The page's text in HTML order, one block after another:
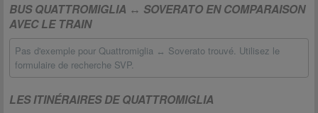
BUS QUATTROMIGLIA ↔ SOVERATO EN COMPARAISON
AVEC LE TRAIN
Pas d'exemple pour Quattromiglia ↔ Soverato trouvé. Utilisez le
formulaire de recherche SVP.
LES ITINÉRAIRES DE QUATTROMIGLIA